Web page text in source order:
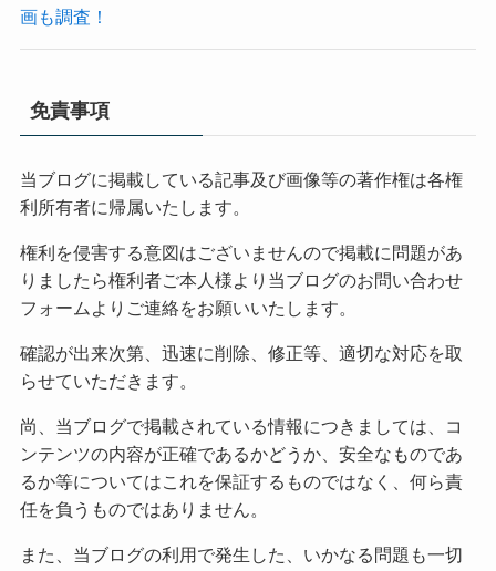
画も調査！
免責事項
当ブログに掲載している記事及び画像等の著作権は各権
利所有者に帰属いたします。
権利を侵害する意図はございませんので掲載に問題があ
りましたら権利者ご本人様より当ブログのお問い合わせ
フォームよりご連絡をお願いいたします。
確認が出来次第、迅速に削除、修正等、適切な対応を取
らせていただきます。
尚、当ブログで掲載されている情報につきましては、コ
ンテンツの内容が正確であるかどうか、安全なものであ
るか等についてはこれを保証するものではなく、何ら責
任を負うものではありません。
また、当ブログの利用で発生した、いかなる問題も一切